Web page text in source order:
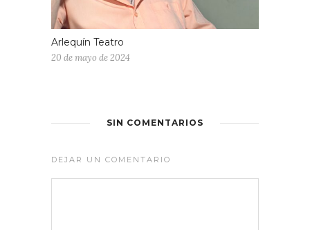
Arlequín Teatro
20 de mayo de 2024
SIN COMENTARIOS
DEJAR UN COMENTARIO